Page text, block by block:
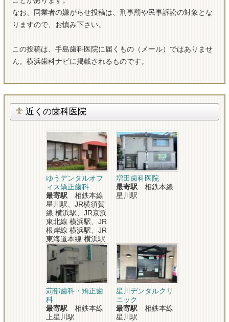
なお、同業者の嫌がらせ投稿は、刑事罰や民事訴訟の対象とな
りますので、お慎み下さい。
この投稿は、手島歯科医院に届くもの（メール）ではありませ
ん。横浜歯科ナビに掲載されるものです。
近くの歯科医院
ゆうデンタルオフ
ィス矯正歯科
最寄駅 相鉄本線
星川駅、JR横須賀
線 横浜駅、JR京浜
東北線 横浜駅、JR
根岸線 横浜駅、JR
東海道本線 横浜駅
増田歯科医院
最寄駅 相鉄本線
星川駅
苅部歯科・矯正歯
科
最寄駅 相鉄本線
上星川駅
星川デンタルクリ
ニック
最寄駅 相鉄本線
星川駅